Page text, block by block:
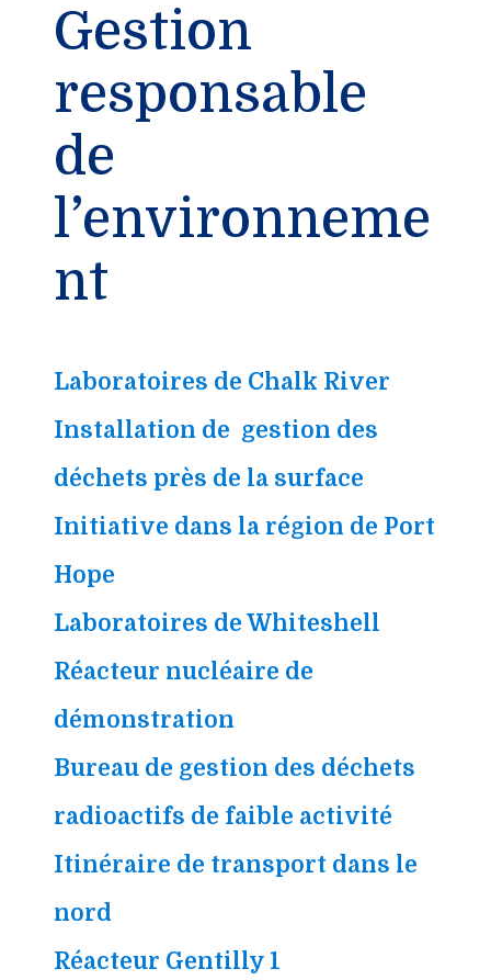
Gestion
responsable
de
l’environneme
nt
Laboratoires de Chalk River
Installation de gestion des
déchets près de la surface
Initiative dans la région de Port
Hope
Laboratoires de Whiteshell
Réacteur nucléaire de
démonstration
Bureau de gestion des déchets
radioactifs de faible activité
Itinéraire de transport dans le
nord
Réacteur Gentilly 1